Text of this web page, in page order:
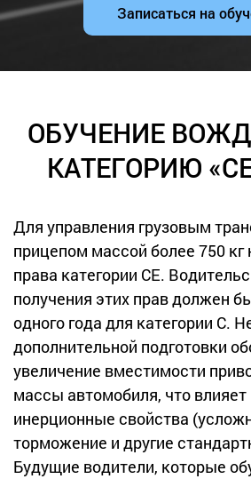
Записаться на
ОБУЧЕНИЕ
КАТЕГОРИЮ
Для управления грузовым
прицепом массой более 750
права категории СЕ.
получения этих прав должен
одного года для категории С.
дополнительной подготовки
увеличение вместимости
массы автомобиля, что влияет
инерционные свойства
торможение и другие
Будущие водители, которые